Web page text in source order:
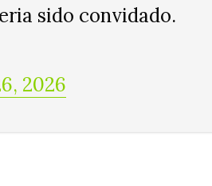
sido convidado.
2026